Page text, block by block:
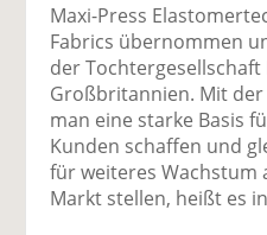
Maxi-Press
Fabrics übernommen
der Tochtergesellschaft
Großbritannien. Mit
man eine starke Basis
Kunden schaffen und
für weiteres Wachstum
Markt stellen, heißt es